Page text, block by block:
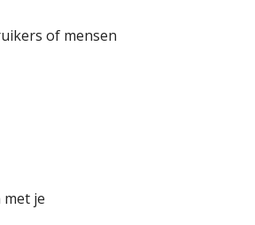
of mensen
je